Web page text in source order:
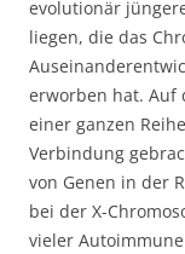
evolutionär
liegen, die das
erworben hat. Auf
einer ganzen
Verbindung
von Genen in der
bei der X-
vieler